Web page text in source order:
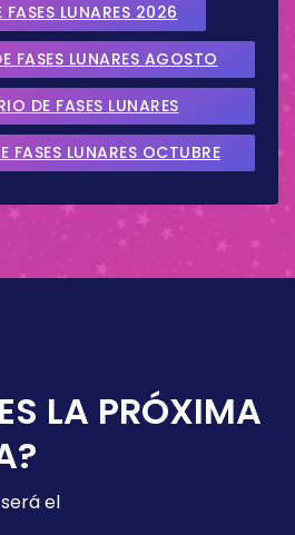
LUNARES 2026
FASES LUNARES AGOSTO
2026
DE FASES LUNARES
2026
FASES LUNARES OCTUBRE
LA PRÓXIMA
el